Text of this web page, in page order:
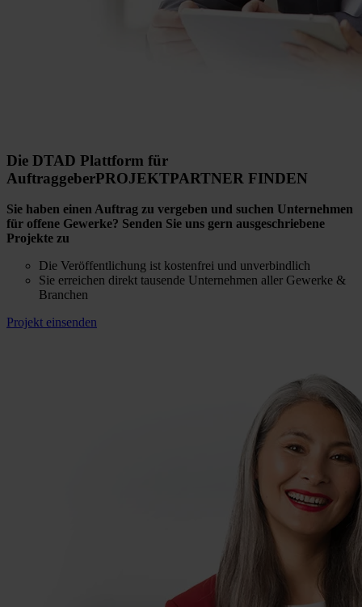
Die DTAD Plattform für
AuftraggeberPROJEKTPARTNER FINDEN
Sie haben einen Auftrag zu vergeben und suchen Unternehmen
für offene Gewerke? Senden Sie uns gern ausgeschriebene
Projekte zu
Die Veröffentlichung ist kostenfrei und unverbindlich
Sie erreichen direkt tausende Unternehmen aller Gewerke &
Branchen
Projekt einsenden